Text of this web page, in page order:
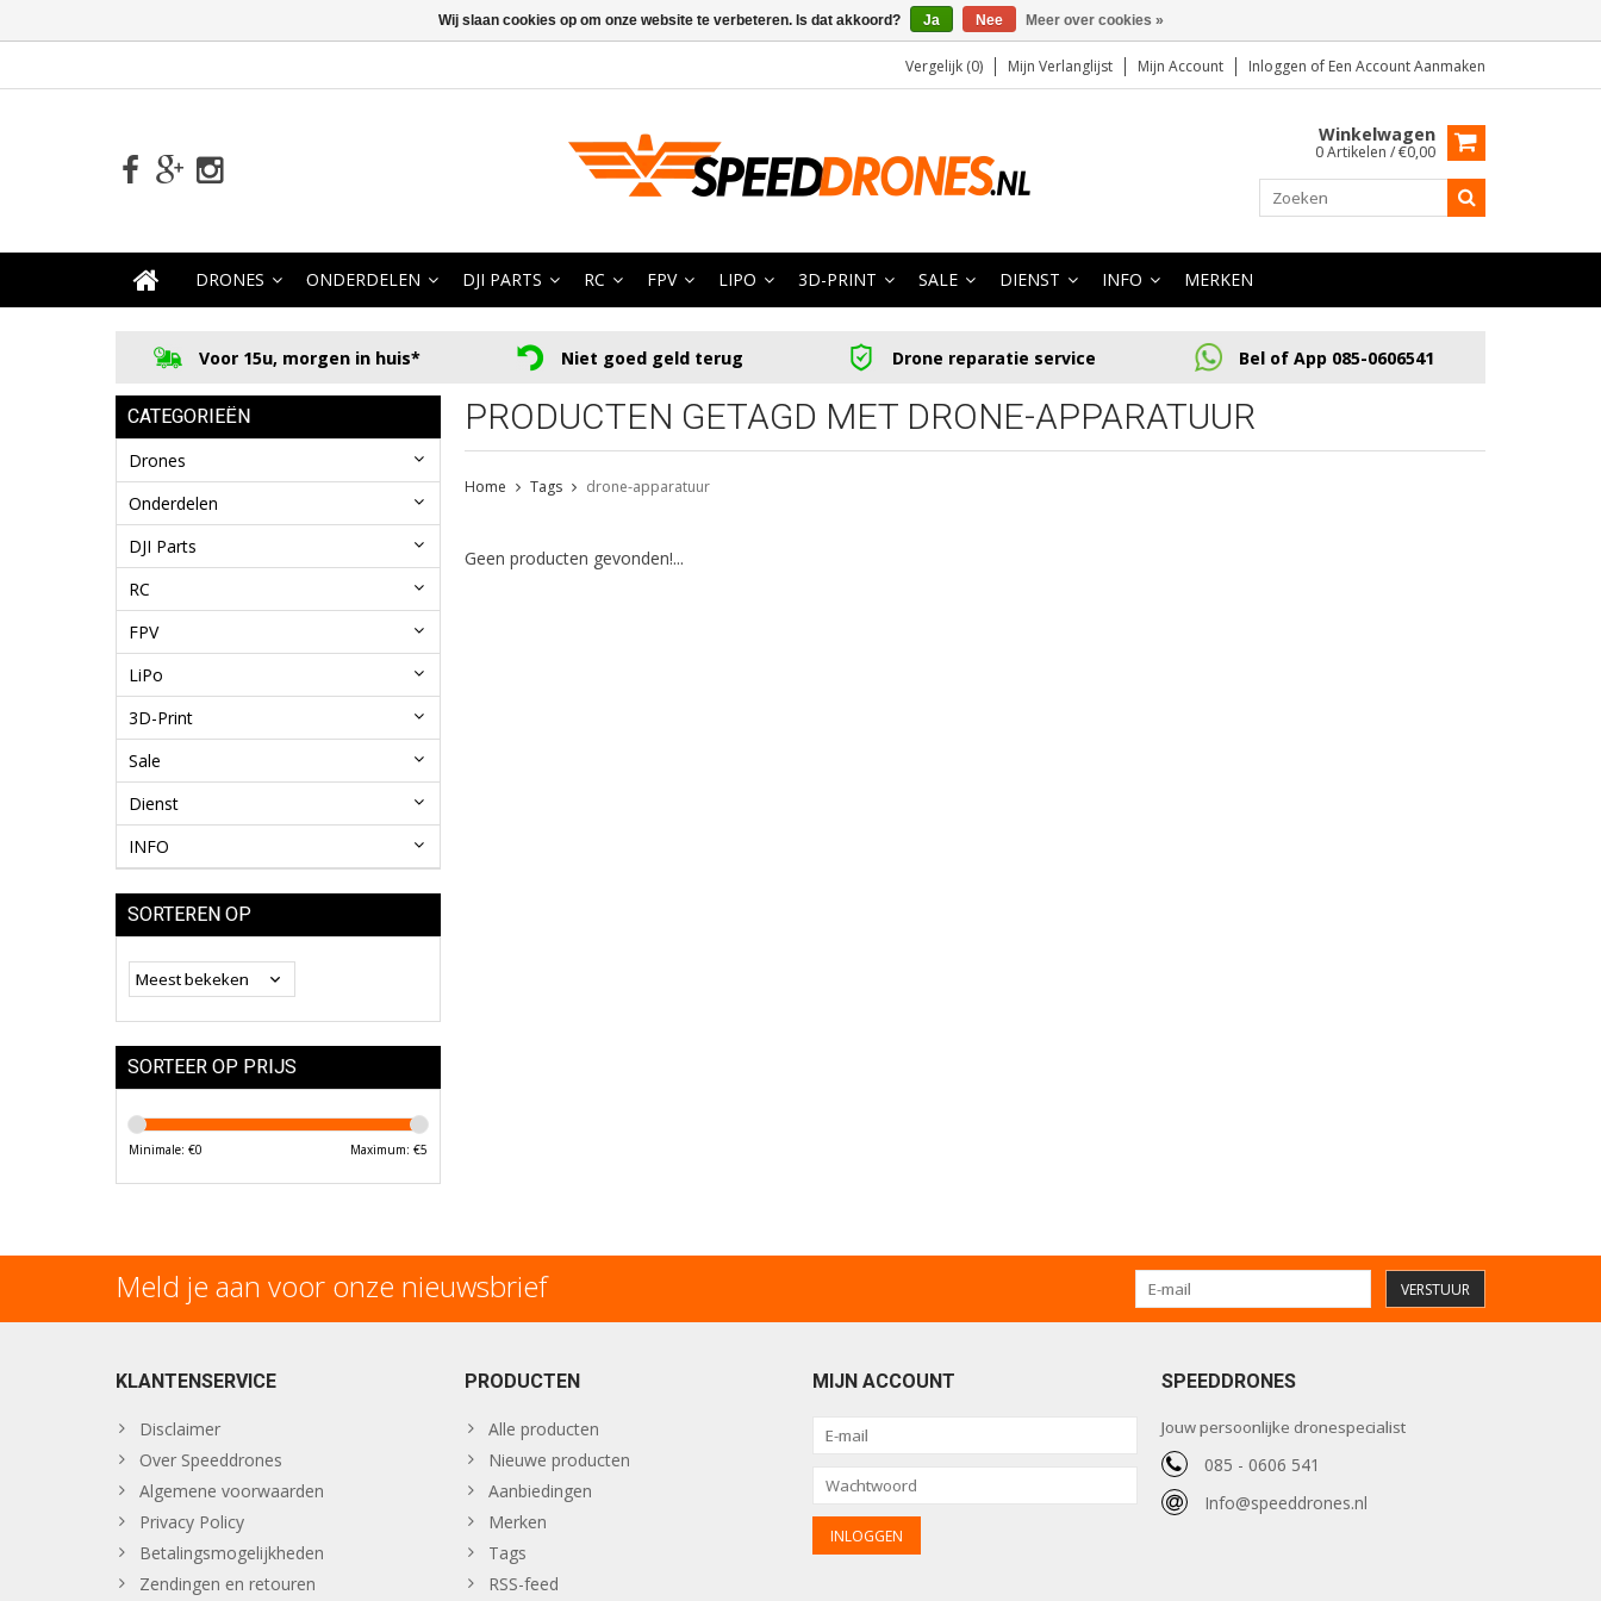
Vergelijk (0) Mijn Verlanglijst Mijn Account Inloggen of Een Account Aanmaken
Winkelwagen
0 Artikelen / €0,00
DRONES ONDERDELEN DJI PARTS RC FPV LIPO 3D-PRINT SALE DIENST INFO MERKEN
Voor 15u, morgen in huis* Niet goed geld terug Drone reparatie service Bel of App 085-0606541
CATEGORIEËN
Drones
Onderdelen
DJI Parts
RC
FPV
LiPo
3D-Print
Sale
Dienst
INFO
SORTEREN OP
SORTEER OP PRIJS
Minimale: €0 Maximum: €5
PRODUCTEN GETAGD MET DRONE-APPARATUUR
Home Tags drone-apparatuur
Geen producten gevonden!...
Meld je aan voor onze nieuwsbrief VERSTUUR
KLANTENSERVICE
Disclaimer
Over Speeddrones
Algemene voorwaarden
Privacy Policy
Betalingsmogelijkheden
Zendingen en retouren
PRODUCTEN
Alle producten
Nieuwe producten
Aanbiedingen
Merken
Tags
RSS-feed
MIJN ACCOUNT SPEEDDRONES
Jouw persoonlijke dronespecialist
085 - 0606 541
Info@speeddrones.nl
Wij slaan cookies op om onze website te verbeteren. Is dat akkoord? Ja Nee Meer over cookies »